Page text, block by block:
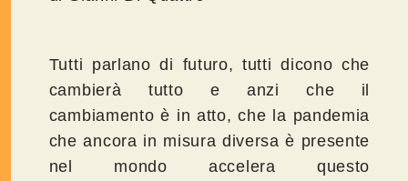
Tutti parlano di futuro, tutti dicono che
cambierà tutto e anzi che il
cambiamento è in atto, che la pandemia
che ancora in misura diversa è presente
nel mondo accelera questo